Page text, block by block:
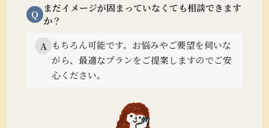
Q
まだイメージが固まっていなくても相談できます
か？
A もちろん可能です。 お悩みやご要望を伺いな
がら、最適なプランをご提案しますのでご安
心ください。